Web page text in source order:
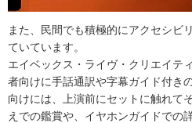
また、民間でも積極的にアクセシビ
ていています。
エイベックス・ライヴ・クリエイテ
者向けに手話通訳や字幕ガイド付き
向けには、上演前にセットに触れて
えでの鑑賞や、イヤホンガイドでの